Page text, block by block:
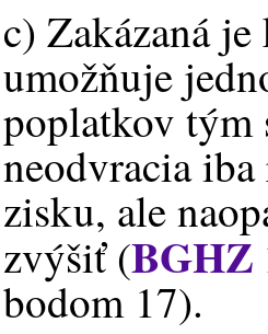
c) Zakázaná
umožňuje
poplatkov tým
neodvracia
zisku, ale
zvýšiť (BGHZ
bodom 17).